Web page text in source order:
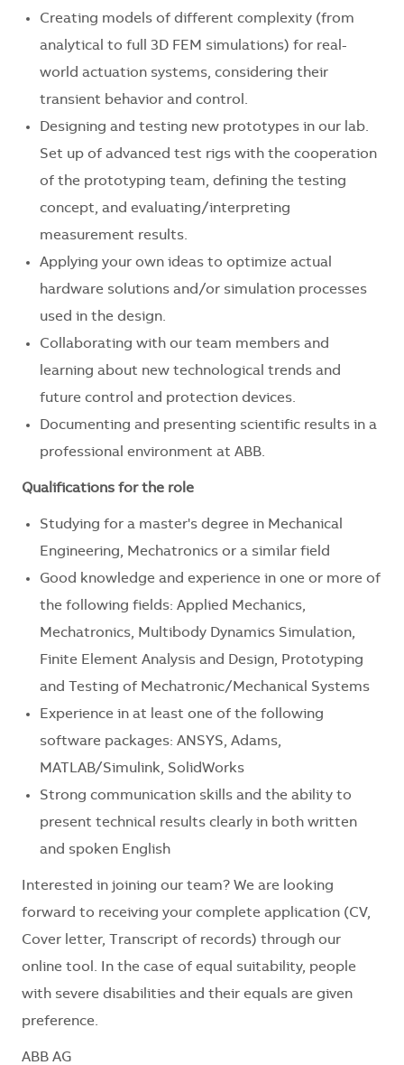
Creating models of different complexity (from
analytical to full 3D FEM simulations) for real-
world actuation systems, considering their
transient behavior and control.
Designing and testing new prototypes in our lab.
Set up of advanced test rigs with the cooperation
of the prototyping team, defining the testing
concept, and evaluating/interpreting
measurement results.
Applying your own ideas to optimize actual
hardware solutions and/or simulation processes
used in the design.
Collaborating with our team members and
learning about new technological trends and
future control and protection devices.
Documenting and presenting scientific results in a
professional environment at ABB.
Qualifications for the role
Studying for a master's degree in Mechanical
Engineering, Mechatronics or a similar field
Good knowledge and experience in one or more of
the following fields: Applied Mechanics,
Mechatronics, Multibody Dynamics Simulation,
Finite Element Analysis and Design, Prototyping
and Testing of Mechatronic/Mechanical Systems
Experience in at least one of the following
software packages: ANSYS, Adams,
MATLAB/Simulink, SolidWorks
Strong communication skills and the ability to
present technical results clearly in both written
and spoken English
Interested in joining our team? We are looking
forward to receiving your complete application (CV,
Cover letter, Transcript of records) through our
online tool. In the case of equal suitability, people
with severe disabilities and their equals are given
preference.
ABB AG